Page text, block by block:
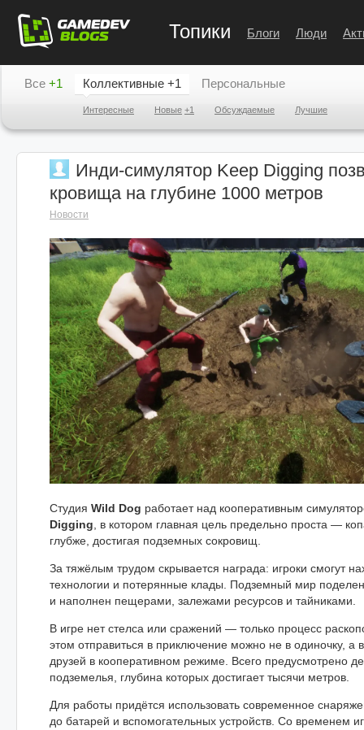
Топики Блоги Люди
Все +1 Коллективные +1
Интересные Новые +1 Обсуждаемые Лучшие
Персональные
Инди-симулятор Keep Digging
кровища на глубине 1000 метров
Новости
Студия Wild Dog работает над кооперативным
Digging, в котором главная цель предельно проста —
глубже, достигая подземных сокровищ.
За тяжёлым трудом скрывается награда: игроки смогут
технологии и потерянные клады. Подземный мир
и наполнен пещерами, залежами ресурсов и тайниками.
В игре нет стелса или сражений — только процесс
этом отправиться в приключение можно не в одиночку, а
друзей в кооперативном режиме. Всего предусмотрено
подземелья, глубина которых достигает тысячи метров.
Для работы придётся использовать современное
до батарей и вспомогательных устройств. Со временем